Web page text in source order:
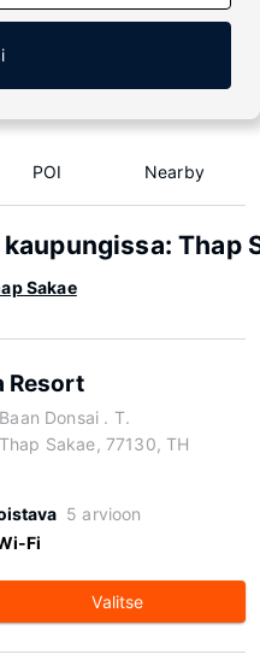
POI Nearby
Thap
Sakae
Resort
Donsai . T.
Sakae, 77130, TH
5 arvioon
Fi
Valitse